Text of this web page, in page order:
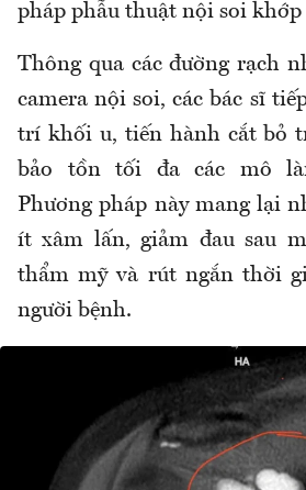
pháp phẫu thuật nội soi khớp
Thông qua các đường rạch
camera nội soi, các bác sĩ
trí khối u, tiến hành cắt bỏ
bảo tồn tối đa các mô
Phương pháp này mang lại
ít xâm lấn, giảm đau sau
thẩm mỹ và rút ngắn thời
người bệnh.